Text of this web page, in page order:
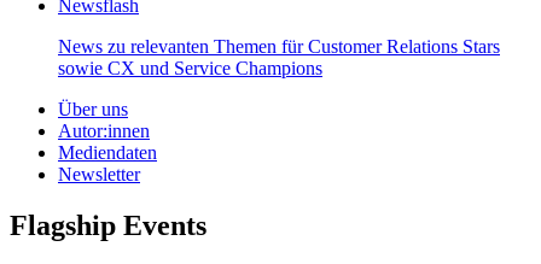
Newsflash
News zu relevanten Themen für Customer Relations Stars
sowie CX und Service Champions
Über uns
Autor:innen
Mediendaten
Newsletter
Flagship Events